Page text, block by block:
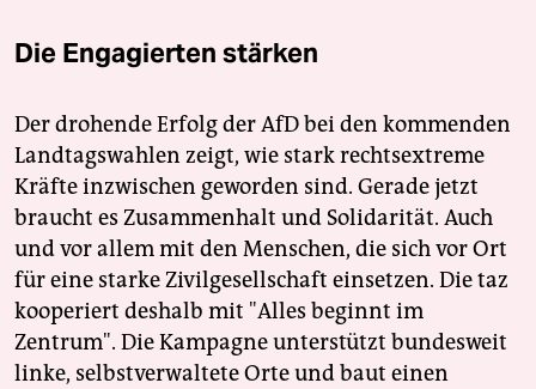
Die Engagierten stärken
Der drohende Erfolg der AfD bei den kommenden
Landtagswahlen zeigt, wie stark rechtsextreme
Kräfte inzwischen geworden sind. Gerade jetzt
braucht es Zusammenhalt und Solidarität. Auch
und vor allem mit den Menschen, die sich vor Ort
für eine starke Zivilgesellschaft einsetzen. Die taz
kooperiert deshalb mit "Alles beginnt im
Zentrum". Die Kampagne unterstützt bundesweit
linke, selbstverwaltete Orte und baut einen